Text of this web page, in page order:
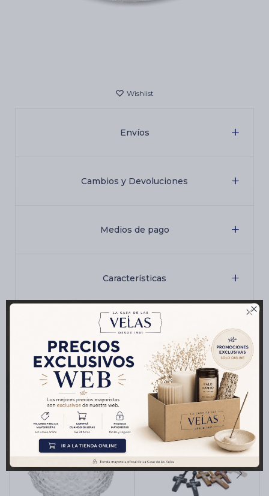

Envíos
Cambios y Devoluciones
Medios de pago
Características
Productos que te pueden interesar